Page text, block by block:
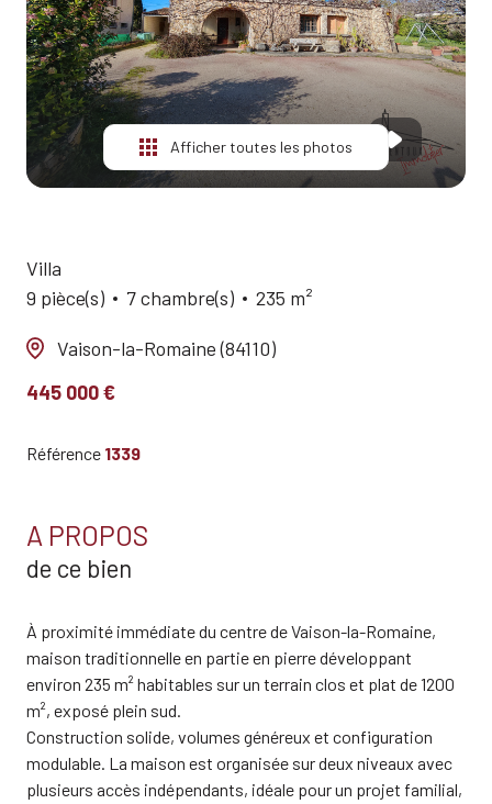
SOMMES-
NOUS?
CONTACT
Afficher toutes les photos
Villa
9 pièce(s)
7 chambre(s) 235 m²
Vaison-la-Romaine (84110)
445 000 €
Référence 1339
A PROPOS
de ce bien
À proximité immédiate du centre de Vaison-la-Romaine,
maison traditionnelle en partie en pierre développant
environ 235 m² habitables sur un terrain clos et plat de 1200
m², exposé plein sud.
Construction solide, volumes généreux et configuration
modulable. La maison est organisée sur deux niveaux avec
plusieurs accès indépendants, idéale pour un projet familial,